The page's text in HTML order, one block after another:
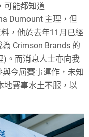
可能都知道
Dumount 主理，但
，他於去年11月已經
Crimson Brands 的
)。而消息人士亦向我
今屆賽事運作，未知
地賽事水土不服，以